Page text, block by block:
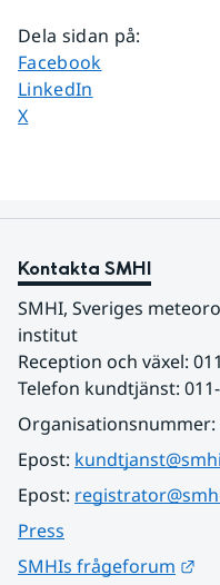
Dela sidan på:
Dela sidan på
Facebook
Dela sidan på
LinkedIn
Dela sidan på
X
Kontakta SMHI
SMHI, Sveriges
institut
Reception och växel:
Telefon kundtjänst:
Organisationsnummer:
Epost:
Epost:
Press
SMHIs frågeforum